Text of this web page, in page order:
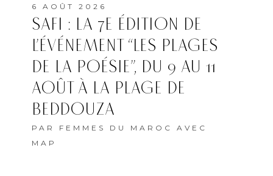
6 AOÛT 2026
SAFI : LA 7E ÉDITION DE
L’ÉVÉNEMENT “LES PLAGES
DE LA POÉSIE”, DU 9 AU 11
AOÛT À LA PLAGE DE
BEDDOUZA
PAR FEMMES DU MAROC AVEC
MAP